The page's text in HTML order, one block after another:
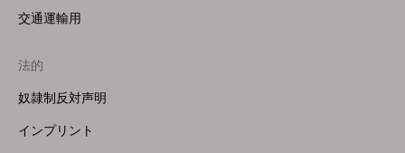
交通運輸用
法的
奴隷制反対声明
インプリント